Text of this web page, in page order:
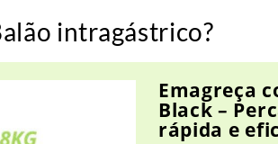
intragástrico?
Emagreça
Black –
rápida e